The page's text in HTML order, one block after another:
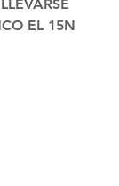
EL 15N